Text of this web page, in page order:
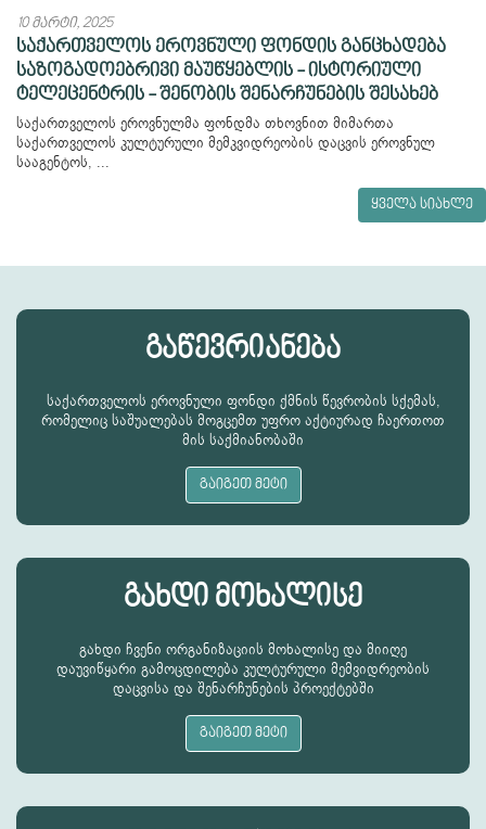
10 მარტი, 2025
საქართველოს ეროვნული ფონდის განცხადება
საზოგადოებრივი მაუწყებლის - ისტორიული
ტელეცენტრის - შენობის შენარჩუნების შესახებ
საქართველოს ეროვნულმა ფონდმა თხოვნით მიმართა
საქართველოს კულტურული მემკვიდრეობის დაცვის ეროვნულ
სააგენტოს, ...
ყველა სიახლე
გაწევრიანება
საქართველოს ეროვნული ფონდი ქმნის წევრობის სქემას,
რომელიც საშუალებას მოგცემთ უფრო აქტიურად ჩაერთოთ
მის საქმიანობაში
გაიგეთ მეტი
გახდი მოხალისე
გახდი ჩვენი ორგანიზაციის მოხალისე და მიიღე
დაუვიწყარი გამოცდილება კულტურული მემვიდრეობის
დაცვისა და შენარჩუნების პროექტებში
გაიგეთ მეტი